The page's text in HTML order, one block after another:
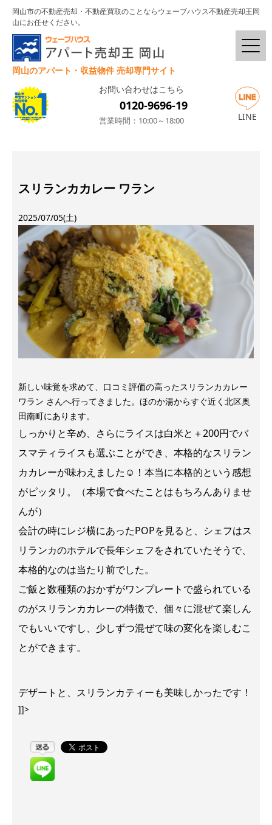
岡山市の不動産売却・不動産買取のことならウェーブハウス不動産売却王岡
山にお任せください。
岡山のアパート・収益物件 売却専門サイト
お問い合わせはこちら
0120-9696-19
営業時間：10:00～18:00 LINE
スリランカカレー ワラン
2025/07/05(土)
新しい味覚を求めて、口コミ評価の高ったスリランカカレー
ワラン さんへ行ってきました。ほのか湯からすぐ近く北区奥
田南町にあります。
しっかりと辛め、さらにライスは白米と＋200円でバ
スマティライス も選ぶことができ、本格的なスリラン
カカレーが味わえました☺！本当に本格的という感想
がピッタリ。（本場で食べたことはもちろんありませ
んが）
会計の時にレジ横にあったPOPを見ると、シェフはス
リランカのホテルで長年シェフをされていたそうで、
本格的なのは当たり前でした。
ご飯と数種類のおかずがワンプレートで盛られている
のがスリランカカレーの特徴で、個々に混ぜて楽しん
でもいいですし、少しずつ混ぜて味の変化を楽しむこ
とができます。
デザートと、スリランカティーも美味しかったです！
]]>